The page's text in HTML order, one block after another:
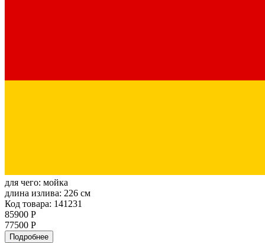
для чего: мойка
длина излива: 226 см
Код товара: 141231
85900 Р
77500 Р
Подробнее